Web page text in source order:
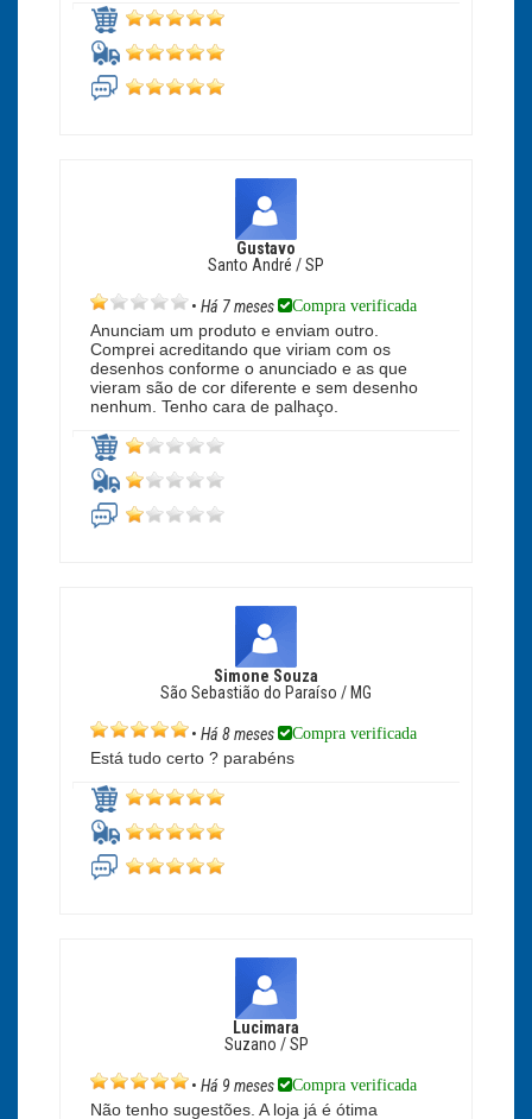
Gustavo
Santo André / SP
• Há 7 meses Compra verificada
Anunciam um produto e enviam outro.
Comprei acreditando que viriam com os
desenhos conforme o anunciado e as que
vieram são de cor diferente e sem desenho
nenhum. Tenho cara de palhaço.
Simone Souza
São Sebastião do Paraíso / MG
• Há 8 meses Compra verificada
Está tudo certo ? parabéns
Lucimara
Suzano / SP
• Há 9 meses Compra verificada
Não tenho sugestões. A loja já é ótima